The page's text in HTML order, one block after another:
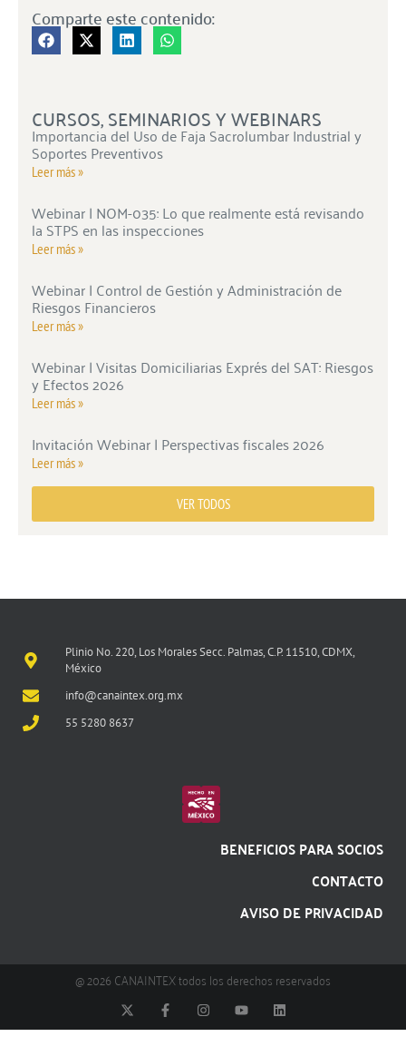
Comparte este contenido:
CURSOS, SEMINARIOS Y WEBINARS
Importancia del Uso de Faja Sacrolumbar Industrial y
Soportes Preventivos
Leer más »
Webinar | NOM-035: Lo que realmente está revisando
la STPS en las inspecciones
Leer más »
Webinar | Control de Gestión y Administración de
Riesgos Financieros
Leer más »
Webinar | Visitas Domiciliarias Exprés del SAT: Riesgos
y Efectos 2026
Leer más »
Invitación Webinar | Perspectivas fiscales 2026
Leer más »
VER TODOS
Plinio No. 220, Los Morales Secc. Palmas, C.P. 11510, CDMX,
México
info@canaintex.org.mx
55 5280 8637
BENEFICIOS PARA SOCIOS
CONTACTO
AVISO DE PRIVACIDAD
@ 2026 CANAINTEX todos los derechos reservados